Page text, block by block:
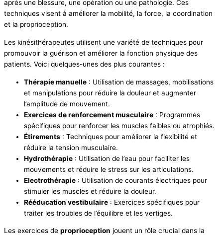
après une blessure, une opération ou une pathologie. Ces
techniques visent à améliorer la mobilité, la force, la coordination
et la proprioception.
Les kinésithérapeutes utilisent une variété de techniques pour
promouvoir la guérison et améliorer la fonction physique des
patients. Voici quelques-unes des plus courantes :
Thérapie manuelle : Utilisation de massages, mobilisations
et manipulations pour réduire la douleur et augmenter
l’amplitude de mouvement.
Exercices de renforcement musculaire : Programmes
spécifiques pour renforcer les muscles faibles ou atrophiés.
Étirements : Techniques pour améliorer la flexibilité et
réduire la tension musculaire.
Hydrothérapie : Utilisation de l’eau pour faciliter les
mouvements et réduire le stress sur les articulations.
Electrothérapie : Utilisation de courants électriques pour
stimuler les muscles et réduire la douleur.
Rééducation vestibulaire : Exercices spécifiques pour
traiter les troubles de l’équilibre et les vertiges.
Les exercices de proprioception jouent un rôle crucial dans la